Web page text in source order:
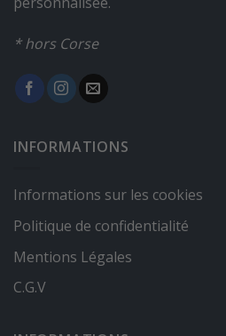
* hors Corse
INFORMATIONS
Informations sur les cookies
Politique de confidentialité
Mentions Légales
C.G.V